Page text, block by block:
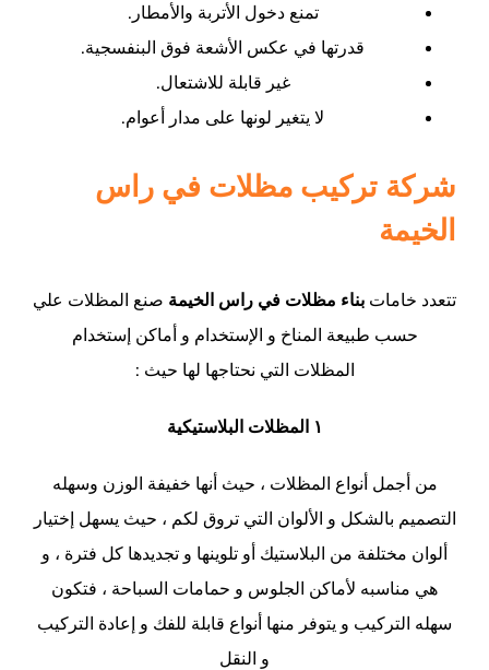
تمنع دخول الأتربة والأمطار.
قدرتها في عكس الأشعة فوق البنفسجية.
غير قابلة للاشتعال.
لا يتغير لونها على مدار أعوام.
شركة تركيب مظلات في راس
الخيمة
تتعدد خامات بناء مظلات في راس الخيمة صنع المظلات علي
حسب طبيعة المناخ و الإستخدام و أماكن إستخدام
المظلات التي نحتاجها لها حيث :
١ المظلات البلاستيكية
من أجمل أنواع المظلات ، حيث أنها خفيفة الوزن وسهله
التصميم بالشكل و الألوان التي تروق لكم ، حيث يسهل إختيار
ألوان مختلفة من البلاستيك أو تلوينها و تجديدها كل فترة ، و
هي مناسبه لأماكن الجلوس و حمامات السباحة ، فتكون
سهله التركيب و يتوفر منها أنواع قابلة للفك و إعادة التركيب
و النقل